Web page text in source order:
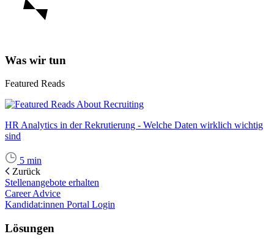
Was wir tun
Featured Reads
HR Analytics in der Rekrutierung - Welche Daten wirklich wichtig
sind
5 min
Zurück
Stellenangebote erhalten
Career Advice
Kandidat:innen Portal Login
Lösungen